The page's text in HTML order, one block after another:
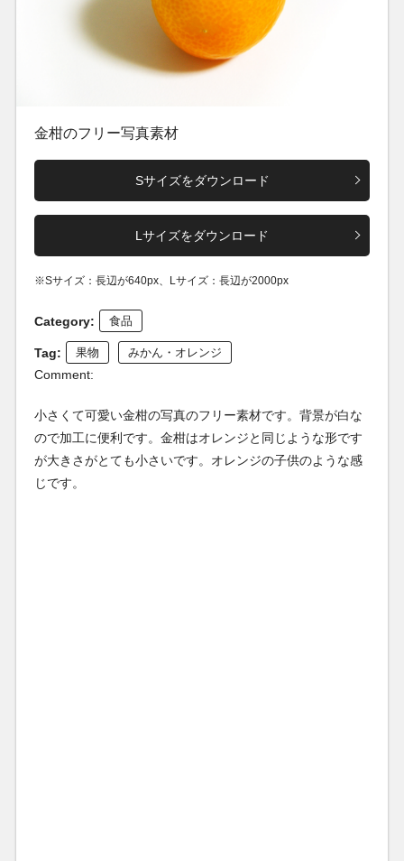
金柑のフリー写真素材
Sサイズをダウンロード
Lサイズをダウンロード
※Sサイズ：長辺が640px、Lサイズ：長辺が2000px
Category: 食品
Tag: 果物 みかん・オレンジ
Comment:
小さくて可愛い金柑の写真のフリー素材です。背景が白な
ので加工に便利です。金柑はオレンジと同じような形です
が大きさがとても小さいです。オレンジの子供のような感
じです。